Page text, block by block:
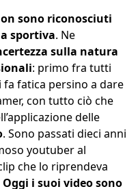
sono riconosciuti
sportiva. Ne
sulla natura
: primo fra tutti
fa fatica persino a dare
con tutto ciò che
delle
. Sono passati dieci anni
youtuber al
che lo riprendeva
Oggi i suoi video sono